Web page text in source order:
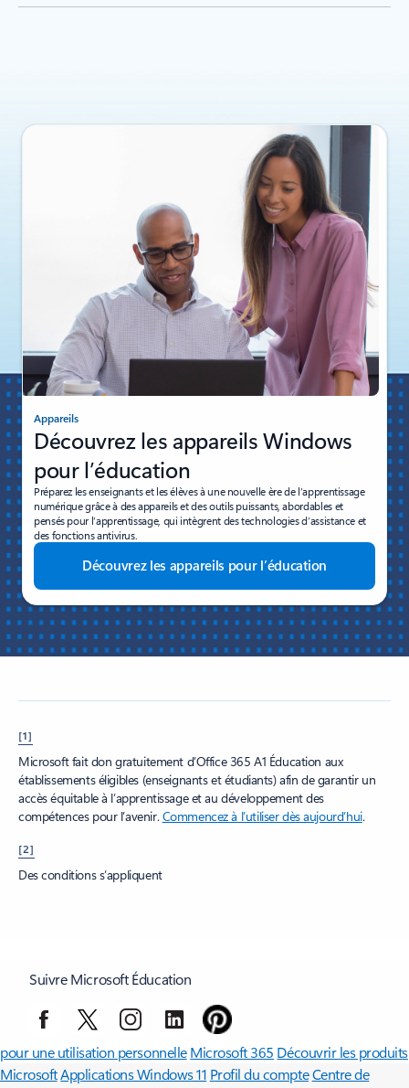
Appareils
Découvrez les appareils Windows
pour l’éducation
Préparez les enseignants et les élèves à une nouvelle ère de l’apprentissage
numérique grâce à des appareils et des outils puissants, abordables et
pensés pour l’apprentissage, qui intègrent des technologies d’assistance et
des fonctions antivirus.
Découvrez les appareils pour l’éducation
[1]
Microsoft fait don gratuitement d’Office 365 A1 Éducation aux
établissements éligibles (enseignants et étudiants) afin de garantir un
accès équitable à l’apprentissage et au développement des
compétences pour l’avenir. Commencez à l’utiliser dès aujourd’hui.
[2]
Des conditions s’appliquent
Suivre Microsoft Éducation
Surface Pro Surface Laptop Copilot pour les organisations
pour une utilisation personnelle Microsoft 365 Découvrir les produits
MicrosoftApplications Windows 11 Profil du compteCentre de